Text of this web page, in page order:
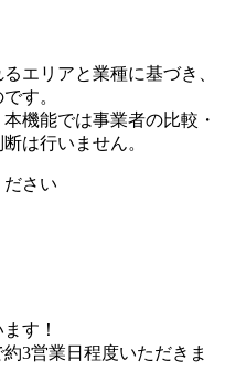
エリアと業種に基づき、
す。
機能では事業者の比較・
は行いません。
ださい
す！
3営業日程度いただきま